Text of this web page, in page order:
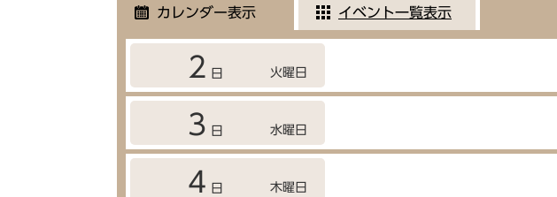
カレンダー表示 イベント一覧表示
2 日 火曜日
3 日 水曜日
4 日 木曜日